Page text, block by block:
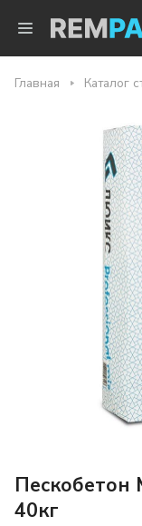
Главная Каталог
Пескобетон
40кг